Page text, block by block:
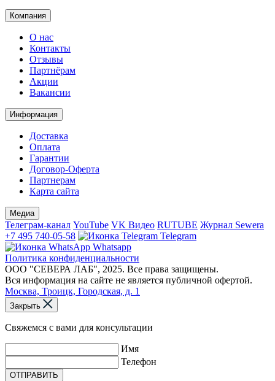
Компания
О нас
Контакты
Отзывы
Партнёрам
Акции
Вакансии
Информация
Доставка
Оплата
Гарантии
Договор-Оферта
Партнерам
Карта сайта
Медиа
Телеграм-канал YouTube VK Видео RUTUBE Журнал Sewera
+7 495 740-05-58
Telegram
Whatsapp
Политика конфиденциальности
ООО "СЕВЕРА ЛАБ", 2025. Все права защищены.
Вся информация на сайте не является публичной офертой.
Москва, Троицк, Городская, д. 1
Закрыть
Свяжемся с вами для консультации
Имя
Телефон
ОТПРАВИТЬ